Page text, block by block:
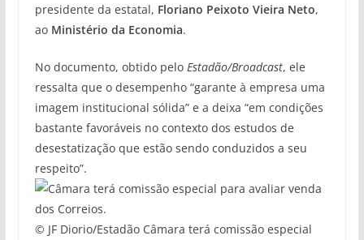
presidente da estatal, Floriano Peixoto Vieira Neto,
ao Ministério da Economia.
No documento, obtido pelo Estadão/Broadcast, ele
ressalta que o desempenho “garante à empresa uma
imagem institucional sólida” e a deixa “em condições
bastante favoráveis no contexto dos estudos de
desestatização que estão sendo conduzidos a seu
respeito”.
© JF Diorio/Estadão Câmara terá comissão especial